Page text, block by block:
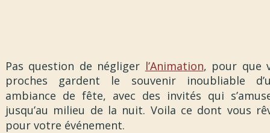
Pas question de négliger l’Animation, pour que
proches gardent le souvenir inoubliable
ambiance de fête, avec des invités qui
jusqu’au milieu de la nuit. Voila ce dont vous
pour votre événement.